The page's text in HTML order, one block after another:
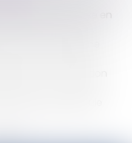
roues, une mise en
les achats en ligne
: une situation
d’un véhicule